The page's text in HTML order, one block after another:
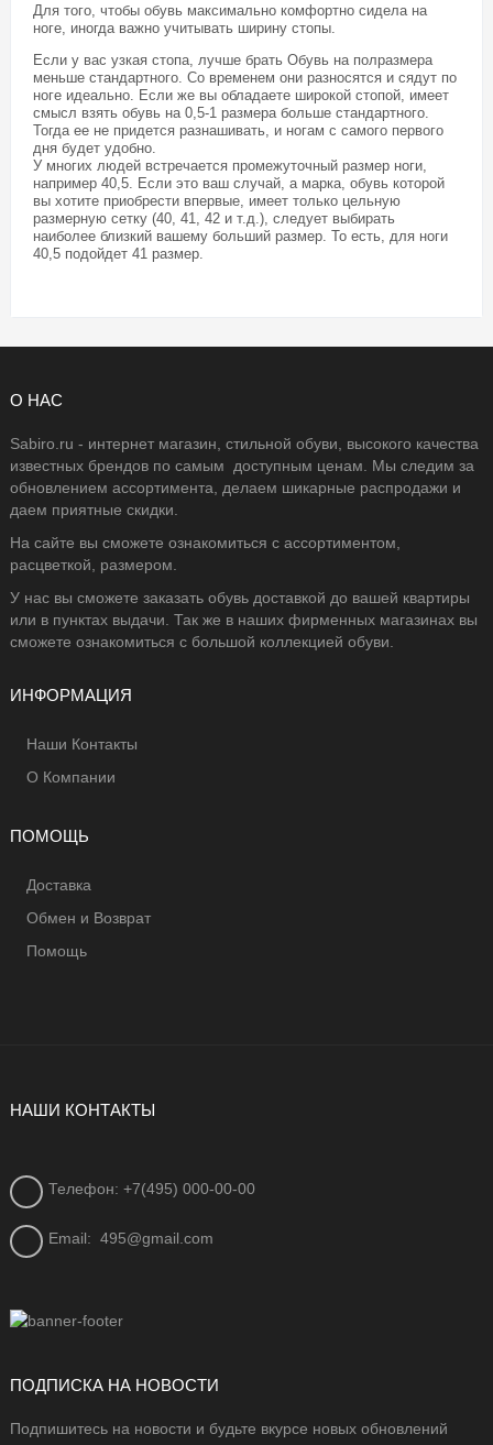
Для того, чтобы обувь максимально комфортно сидела на
ноге, иногда важно учитывать ширину стопы.
Если у вас узкая стопа, лучше брать Обувь на полразмера
меньше стандартного. Со временем они разносятся и сядут по
ноге идеально. Если же вы обладаете широкой стопой, имеет
смысл взять обувь на 0,5-1 размера больше стандартного.
Тогда ее не придется разнашивать, и ногам с самого первого
дня будет удобно.
У многих людей встречается промежуточный размер ноги,
например 40,5. Если это ваш случай, а марка, обувь которой
вы хотите приобрести впервые, имеет только цельную
размерную сетку (40, 41, 42 и т.д.), следует выбирать
наиболее близкий вашему больший размер. То есть, для ноги
40,5 подойдет 41 размер.
О НАС
Sabiro.ru - интернет магазин, стильной обуви, высокого качества
известных брендов по самым доступным ценам. Мы следим за
обновлением ассортимента, делаем шикарные распродажи и
даем приятные скидки.
На сайте вы сможете ознакомиться с ассортиментом,
расцветкой, размером.
У нас вы сможете заказать обувь доставкой до вашей квартиры
или в пунктах выдачи. Так же в наших фирменных магазинах вы
сможете ознакомиться с большой коллекцией обуви.
ИНФОРМАЦИЯ
Наши Контакты
О Компании
ПОМОЩЬ
Доставка
Обмен и Возврат
Помощь
НАШИ КОНТАКТЫ
Телефон: +7(495) 000-00-00
Email: 495@gmail.com
ПОДПИСКА НА НОВОСТИ
Подпишитесь на новости и будьте вкурсе новых обновлений